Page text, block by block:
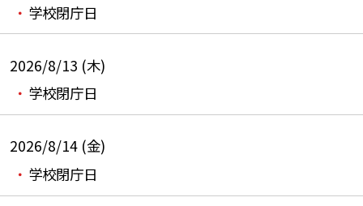
学校閉庁日
2026/8/13 (木)
学校閉庁日
2026/8/14 (金)
学校閉庁日